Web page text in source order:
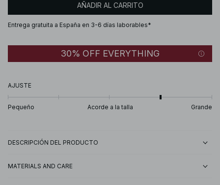
AÑADIR AL CARRITO
Entrega gratuita a España en 3-6 días laborables*
30% OFF EVERYTHING
AJUSTE
Pequeño Acorde a la talla Grande
DESCRIPCIÓN DEL PRODUCTO
MATERIALS AND CARE